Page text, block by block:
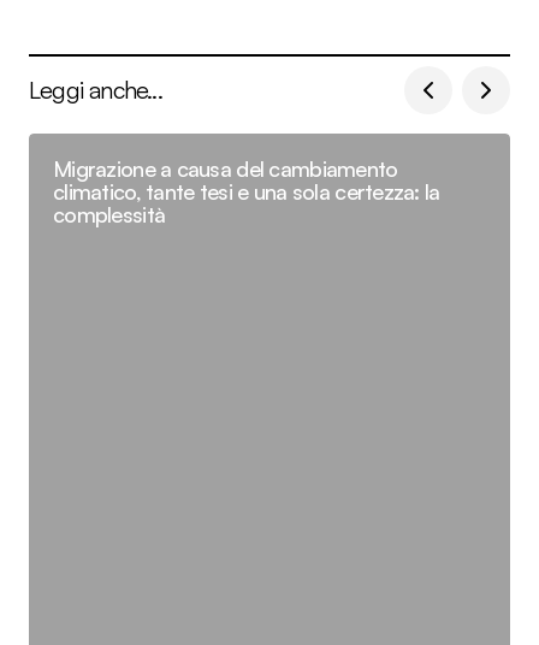
Leggi anche...
Migrazione a causa del cambiamento
climatico, tante tesi e una sola certezza: la
complessità